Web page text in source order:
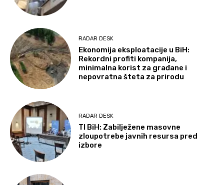
RADAR DESK
Ekonomija eksploatacije u BiH:
Rekordni profiti kompanija,
minimalna korist za građane i
nepovratna šteta za prirodu
RADAR DESK
TI BiH: Zabilježene masovne
zloupotrebe javnih resursa pred
izbore